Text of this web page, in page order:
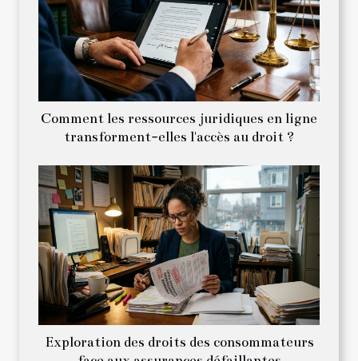
Comment les ressources juridiques en ligne
transforment-elles l'accès au droit ?
Exploration des droits des consommateurs